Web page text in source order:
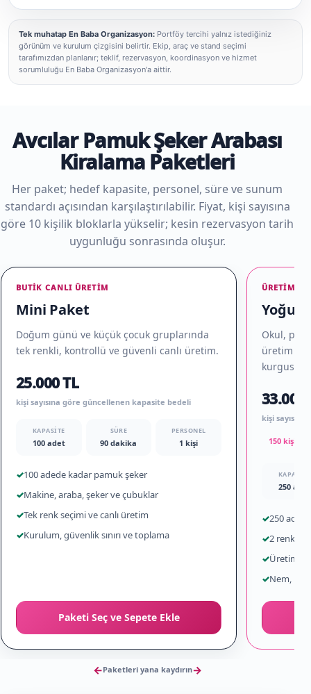
Tek muhatap En Baba Organizasyon: Portföy tercihi yalnız istediğiniz
görünüm ve kurulum çizgisini belirtir. Ekip, araç ve stand seçimi
tarafımızdan planlanır; teklif, rezervasyon, koordinasyon ve hizmet
sorumluluğu En Baba Organizasyon'a aittir.
Avcılar Pamuk Şeker Arabası
Kiralama Paketleri
Her paket; hedef kapasite, personel, süre ve sunum
standardı açısından karşılaştırılabilir. Fiyat, kişi sayısına
göre 10 kişilik bloklarla yükselir; kesin rezervasyon tarih
uygunluğu sonrasında oluşur.
BUTIK CANLI ÜRETIM
Mini Paket
Doğum günü ve küçük çocuk gruplarında
tek renkli, kontrollü ve güvenli canlı üretim.
25.000 TL
kişi sayısına göre güncellenen kapasite bedeli
KAPASITE
100 adet
SÜRE
90 dakika
PERSONEL
1 kişi
✓100 adede kadar pamuk şeker
✓Makine, araba, şeker ve çubuklar
✓Tek renk seçimi ve canlı üretim
✓Kurulum, güvenlik sınırı ve toplama
Paketi Seç ve Sepete Ekle
ÜRETIM +
Yoğun
Okul,
üretim ile
kurgusu.
33.000
kişi
150 kişi
KAPASITE
250 adet
✓250
✓2 renk ve
✓Üretim
✓Nem,
←Paketleri yana kaydırın→